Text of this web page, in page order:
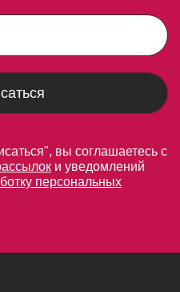
вы соглашаетесь с
и уведомлений
персональных